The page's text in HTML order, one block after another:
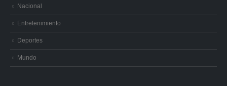
Nacional
Entretenimiento
Deportes
Mundo